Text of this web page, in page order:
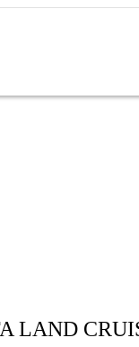
LAND